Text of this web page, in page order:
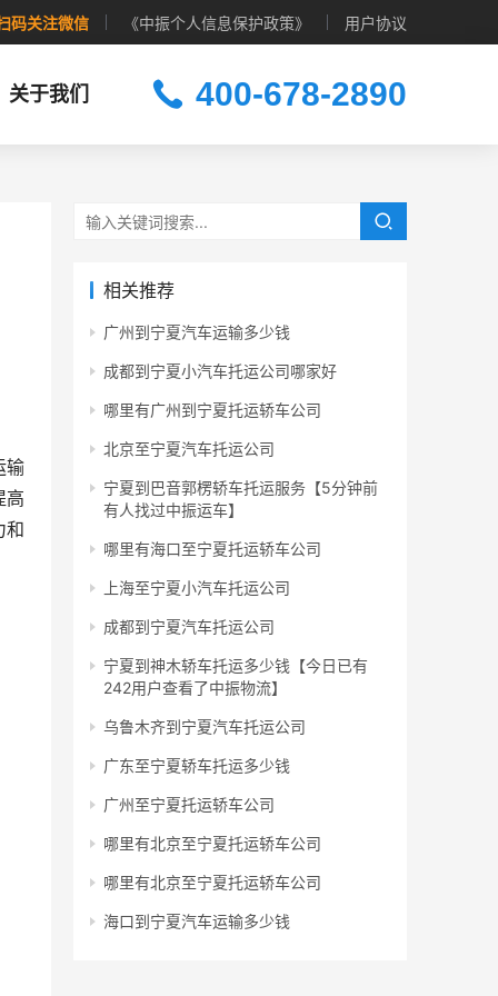
码关注微信 《中振个人信息保护政策》 用户协议
关于我们 400-678-2890
输
高
和
相关推荐
广州到宁夏汽车运输多少钱
成都到宁夏小汽车托运公司哪家好
哪里有广州到宁夏托运轿车公司
北京至宁夏汽车托运公司
宁夏到巴音郭楞轿车托运服务【5分钟前
有人找过中振运车】
哪里有海口至宁夏托运轿车公司
上海至宁夏小汽车托运公司
成都到宁夏汽车托运公司
宁夏到神木轿车托运多少钱【今日已有
242用户查看了中振物流】
乌鲁木齐到宁夏汽车托运公司
广东至宁夏轿车托运多少钱
广州至宁夏托运轿车公司
哪里有北京至宁夏托运轿车公司
哪里有北京至宁夏托运轿车公司
海口到宁夏汽车运输多少钱